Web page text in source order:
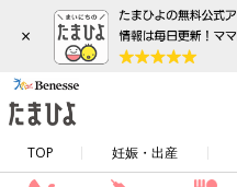
×
TOP 妊娠・出産